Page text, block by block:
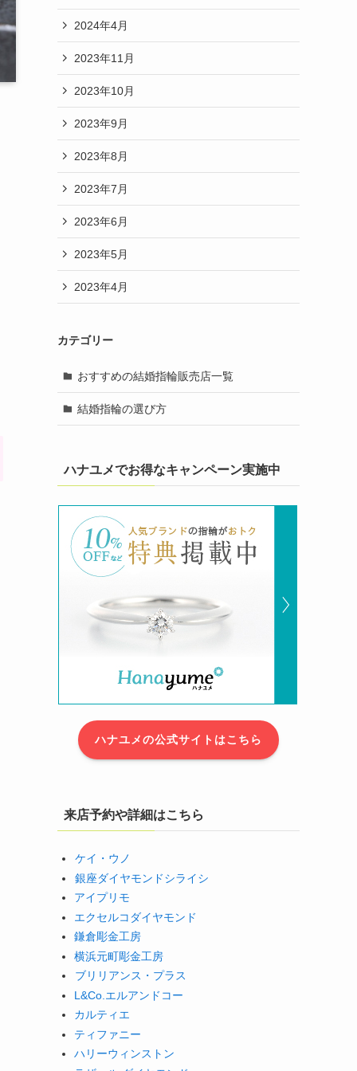
2024年4月
2023年11月
2023年10月
2023年9月
2023年8月
2023年7月
2023年6月
2023年5月
2023年4月
カテゴリー
おすすめの結婚指輪販売店一覧
結婚指輪の選び方
ハナユメでお得なキャンペーン実施中
ハナユメの公式サイトはこちら
来店予約や詳細はこちら
ケイ・ウノ
銀座ダイヤモンドシライシ
アイプリモ
エクセルコダイヤモンド
鎌倉彫金工房
横浜元町彫金工房
ブリリアンス・プラス
L&Co.エルアンドコー
カルティエ
ティファニー
ハリーウィンストン